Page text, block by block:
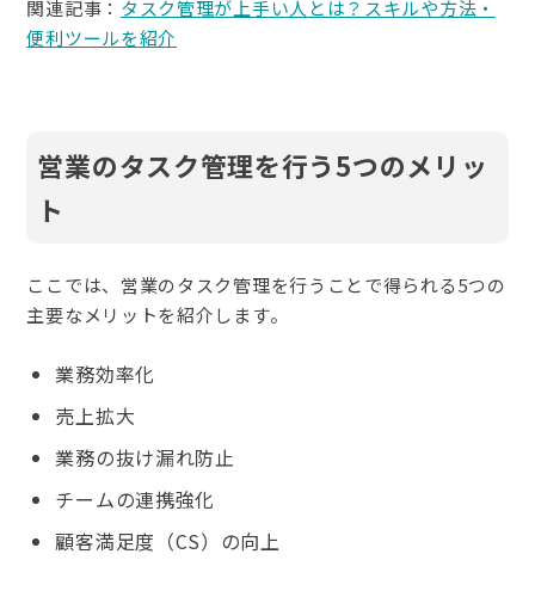
関連記事： タスク管理が上手い人とは？スキルや方法・
便利ツールを紹介
営業のタスク管理を行う5つのメリッ
ト
ここでは、営業のタスク管理を行うことで得られる5つの
主要なメリットを紹介します。
業務効率化
売上拡大
業務の抜け漏れ防止
チームの連携強化
顧客満足度（CS）の向上